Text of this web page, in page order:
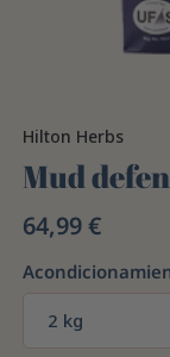
Hilton Herbs
Mud
64,99 €
2 kg